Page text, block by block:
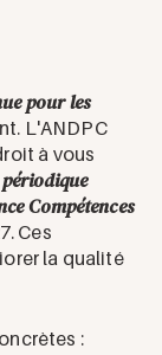
pour les
L'ANDPC
à vous
Compétences
Ces
la qualité
: